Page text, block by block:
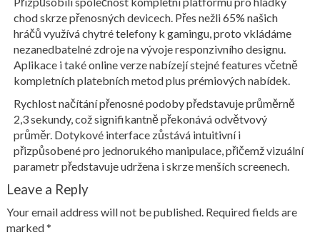
chod skrze přenosných devicech. Přes nežli 65% našich
hráčů využívá chytré telefony k gamingu, proto vkládáme
nezanedbatelné zdroje na vývoje responzivního designu.
Aplikace i také online verze nabízejí stejné features včetně
kompletních platebních metod plus prémiových nabídek.
Rychlost načítání přenosné podoby představuje průměrně
2,3 sekundy, což signifikantně překonává odvětvový
průměr. Dotykové interface zůstává intuitivní i
přizpůsobené pro jednorukého manipulace, přičemž vizuální
parametr představuje udržena i skrze menších screenech.
Leave a Reply
Your email address will not be published. Required fields are
marked*